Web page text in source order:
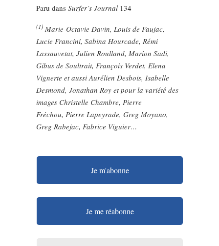
Paru dans Surfer’s Journal 134
(1) Marie-Octavie Davin, Louis de Faujac,
Lucie Francini, Sabina Hourcade, Rémi
Lassauvetat, Julien Roulland, Marion Sadi,
Gibus de Soultrait, François Verdet, Elena
Vignerte et aussi Aurélien Desbois, Isabelle
Desmond, Jonathan Roy et pour la variété des
images Christelle Chambre, Pierre
Fréchou, Pierre Lapeyrade, Greg Moyano,
Greg Rabejac, Fabrice Viguier…
Je m'abonne
Je me réabonne